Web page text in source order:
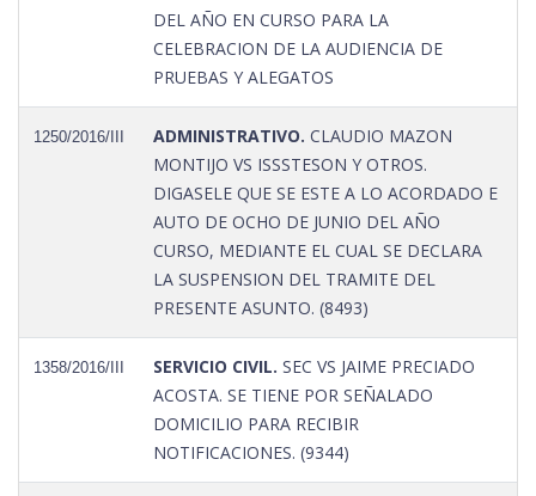
DEL AÑO EN CURSO PARA LA
CELEBRACION DE LA AUDIENCIA DE
PRUEBAS Y ALEGATOS
1250/2016/III ADMINISTRATIVO. CLAUDIO MAZON
MONTIJO VS ISSSTESON Y OTROS.
DIGASELE QUE SE ESTE A LO ACORDADO E
AUTO DE OCHO DE JUNIO DEL AÑO
CURSO, MEDIANTE EL CUAL SE DECLARA
LA SUSPENSION DEL TRAMITE DEL
PRESENTE ASUNTO. (8493)
1358/2016/III SERVICIO CIVIL. SEC VS JAIME PRECIADO
ACOSTA. SE TIENE POR SEÑALADO
DOMICILIO PARA RECIBIR
NOTIFICACIONES. (9344)